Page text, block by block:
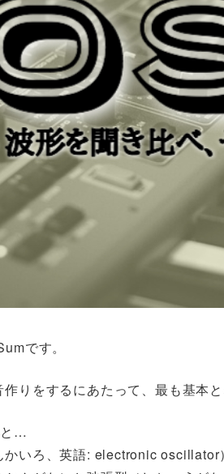
です。
りをするにあたって、最も基本
…
かいろ、英語: electronic